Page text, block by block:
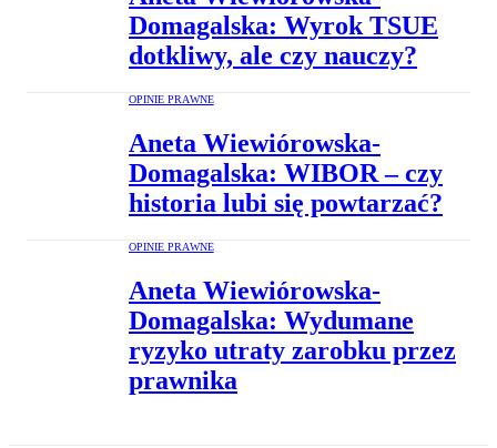
Domagalska: Wyrok TSUE
dotkliwy, ale czy nauczy?
OPINIE PRAWNE
Aneta Wiewiórowska-
Domagalska: WIBOR – czy
historia lubi się powtarzać?
OPINIE PRAWNE
Aneta Wiewiórowska-
Domagalska: Wydumane
ryzyko utraty zarobku przez
prawnika